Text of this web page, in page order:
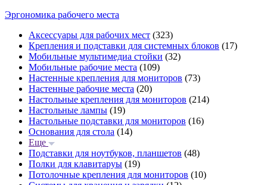
Эргономика рабочего места
Аксессуары для рабочих мест (323)
Крепления и подставки для системных блоков (17)
Мобильные мультимедиа стойки (32)
Мобильные рабочие места (109)
Настенные крепления для мониторов (73)
Настенные рабочие места (20)
Настольные крепления для мониторов (214)
Настольные лампы (19)
Настольные подставки для мониторов (16)
Основания для стола (14)
Еще
Подставки для ноутбуков, планшетов (48)
Полки для клавитаруы (19)
Потолочные крепления для мониторов (10)